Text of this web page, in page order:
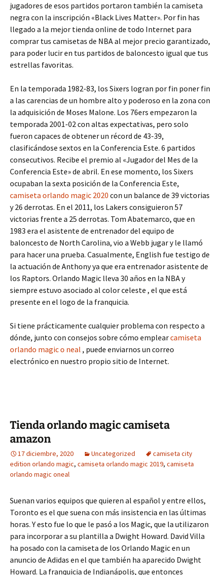
jugadores de esos partidos portaron también la camiseta
negra con la inscripción «Black Lives Matter». Por fin has
llegado a la mejor tienda online de todo Internet para
comprar tus camisetas de NBA al mejor precio garantizado,
para poder lucir en tus partidos de baloncesto igual que tus
estrellas favoritas.
En la temporada 1982-83, los Sixers logran por fin poner fin
a las carencias de un hombre alto y poderoso en la zona con
la adquisición de Moses Malone. Los 76ers empezaron la
temporada 2001-02 con altas expectativas, pero solo
fueron capaces de obtener un récord de 43-39,
clasificándose sextos en la Conferencia Este. 6 partidos
consecutivos. Recibe el premio al «Jugador del Mes de la
Conferencia Este» de abril. En ese momento, los Sixers
ocupaban la sexta posición de la Conferencia Este,
camiseta orlando magic 2020 con un balance de 39 victorias
y 26 derrotas. En el 2011, los Lakers consiguieron 57
victorias frente a 25 derrotas. Tom Abatemarco, que en
1983 era el asistente de entrenador del equipo de
baloncesto de North Carolina, vio a Webb jugar y le llamó
para hacer una prueba. Casualmente, English fue testigo de
la actuación de Anthony ya que era entrenador asistente de
los Raptors. Orlando Magic lleva 30 años en la NBA y
siempre estuvo asociado al color celeste , el que está
presente en el logo de la franquicia.
Si tiene prácticamente cualquier problema con respecto a
dónde, junto con consejos sobre cómo emplearcamiseta
orlando magic o neal , puede enviarnos un correo
electrónico en nuestro propio sitio de Internet.
Tienda orlando magic camiseta
amazon
17 diciembre, 2020 Uncategorized
camiseta city
edition orlando magic, camiseta orlando magic 2019, camiseta
orlando magic oneal
Suenan varios equipos que quieren al español y entre ellos,
Toronto es el que suena con más insistencia en las últimas
horas. Y esto fue lo que le pasó a los Magic, que la utilizaron
para incorporar a su plantilla a Dwight Howard. David Villa
ha posado con la camiseta de los Orlando Magic en un
anuncio de Adidas en el que también ha aparecido Dwight
Howard. La franquicia de Indianápolis, que entonces